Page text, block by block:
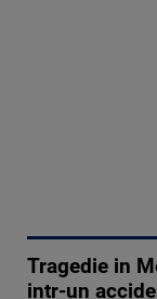
Tragedie in
intr-un